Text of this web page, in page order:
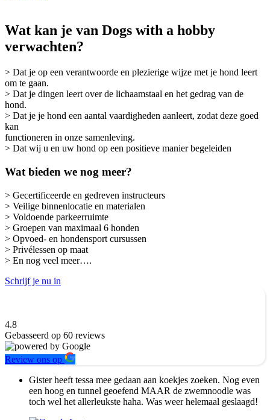
Wat kan je van Dogs with a hobby
verwachten?
> Dat je op een verantwoorde en plezierige wijze met je hond leert
om te gaan.
> Dat je dingen leert over de lichaamstaal en het gedrag van de
hond.
> Dat je je hond een aantal vaardigheden aanleert, zodat deze goed
kan
functioneren in onze samenleving.
> Dat wij u en uw hond op een positieve manier begeleiden
Wat bieden we nog meer?
> Gecertificeerde en gedreven instructeurs
> Veilige binnenlocatie en materialen
> Voldoende parkeerruimte
> Groepen van maximaal 6 honden
> Opvoed- en hondensport cursussen
> Privélessen op maat
> En nog veel meer….
Schrijf je nu in
4.8
Gebasseerd op 60 reviews
Review ons op
Gister heeft tessa mee gedaan aan koekjes zoeken. Nog even
een hoog en tunnel geoefend MAAR de zwemnoodle was
toch wel het allerleukste haha. Was weer helemaal geslaagd!